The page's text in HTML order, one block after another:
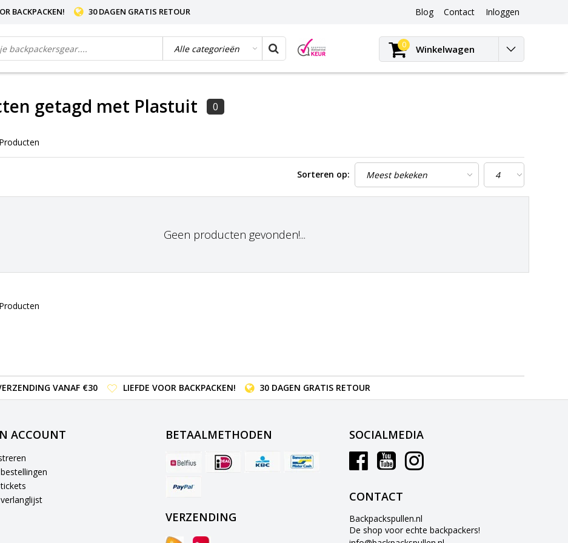
BACKPACKEN! 30 DAGEN GRATIS RETOUR Blog
Blog
Contact Inloggen
0 Winkelwagen
getagd met Plastuit 0
Sorteren op:
Geen producten gevonden!...
VANAF €30 LIEFDE VOOR BACKPACKEN! 30 DAGEN GRATIS RETOUR
ACCOUNT BETAALMETHODEN
VERZENDING
SOCIALMEDIA
CONTACT
Backpackspullen.nl
De shop voor echte backpackers!